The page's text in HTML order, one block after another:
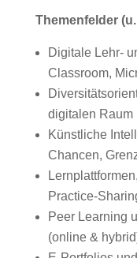
Themenfelder (u.
Digitale Lehr-
Classroom,
digitalen Raum
Künstliche
Chancen,
Practice-
Peer Learning
(online &